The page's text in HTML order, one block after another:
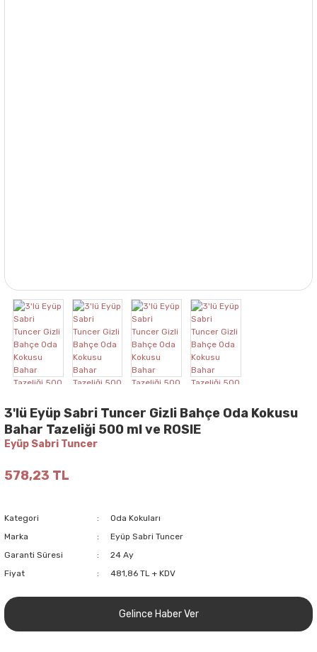
3'lü Eyüp Sabri Tuncer Gizli Bahçe Oda Kokusu
Bahar Tazeliği 500 ml ve ROSIE
Eyüp Sabri Tuncer
578,23 TL
Kategori
Oda Kokuları
Marka
Eyüp Sabri Tuncer
Garanti Süresi
24 Ay
Fiyat
481,86 TL + KDV
Gelince Haber Ver